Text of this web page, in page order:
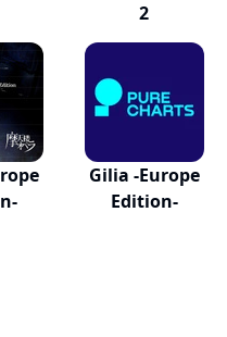
2
Gilia -Europe
Edition-